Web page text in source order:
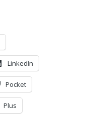
LinkedIn
Pocket
Plus